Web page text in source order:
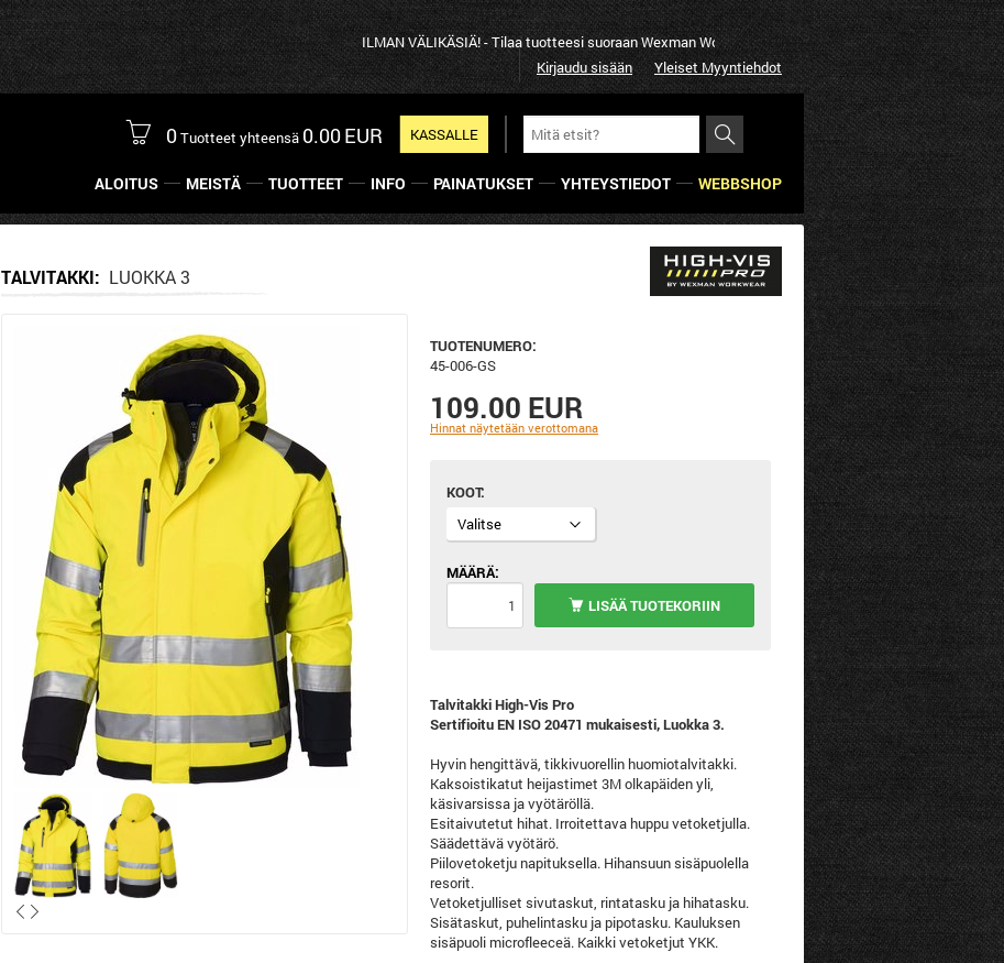
ILMAN VÄLIKÄSIÄ! - Tilaa tuotteesi suoraan Wexman Workwear:lta
Yksinkertaisesti parempi
Kirjaudu sisään
Yleiset Myyntiehdot
KASSALLE
0Tuotteet yhteensä 0.00EUR
ALOITUS MEISTÄ TUOTTEET INFO PAINATUKSET YHTEYSTIEDOT WEBBSHOP
TALVITAKKI LUOKKA 3
TUOTENUMERO:
45-006-GS
109.00 EUR
Hinnat näytetään verottomana
KOOT
MÄÄRÄ:
LISÄÄ TUOTEKORIIN
Talvitakki High-Vis Pro
Sertifioitu EN ISO 20471 mukaisesti, Luokka 3.
Hyvin hengittävä, tikkivuorellin huomiotalvitakki.
Kaksoistikatut heijastimet 3M olkapäiden yli,
käsivarsissa ja vyötäröllä.
Esitaivutetut hihat. Irroitettava huppu vetoketjulla.
Säädettävä vyötärö.
Piilovetoketju napituksella. Hihansuun sisäpuolella
resorit.
Vetoketjulliset sivutaskut, rintatasku ja hihatasku.
Sisätaskut, puhelintasku ja pipotasku. Kauluksen
sisäpuoli microfleeceä. Kaikki vetoketjut YKK.